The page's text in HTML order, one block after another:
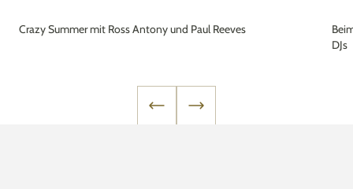
Crazy Summer mit Ross Antony und Paul Reeves
DJs